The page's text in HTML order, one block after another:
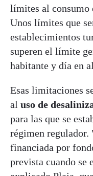
límites al consumo
Unos límites que
establecimientos
superen el límite
habitante y día en
Esas limitaciones
al uso de
para las que se
régimen regulador.
financiada por
prevista cuando se